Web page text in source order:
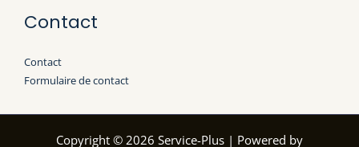
Contact
Contact
Formulaire de contact
Copyright © 2026 Service-Plus | Powered by